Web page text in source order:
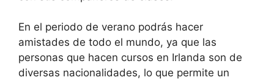
En el periodo de verano podrás hacer
amistades de todo el mundo, ya que las
personas que hacen cursos en Irlanda son de
diversas nacionalidades, lo que permite un